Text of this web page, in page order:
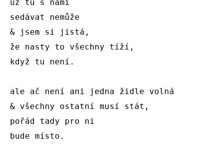
už tu s námi
sedávat nemůže
& jsem si jistá,
že nasty to všechny tíží,
když tu není.
ale ač není ani jedna židle volná
& všechny ostatní musí stát,
pořád tady pro ni
bude místo.